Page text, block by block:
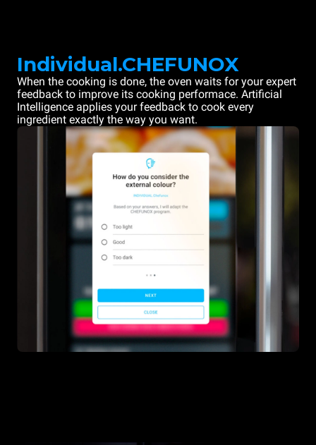
Individual.CHEFUNOX
When the cooking is done, the oven waits for your expert
feedback to improve its cooking performace. Artificial
Intelligence applies your feedback to cook every
ingredient exactly the way you want.